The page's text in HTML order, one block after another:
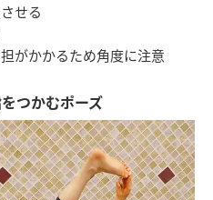
せる
がかかるため角度に注意
つかむポーズ